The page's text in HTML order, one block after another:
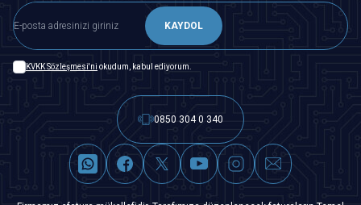
KAYDOL
KVKK Sözleşmesi'ni okudum, kabul ediyorum.
0850 304 0 340